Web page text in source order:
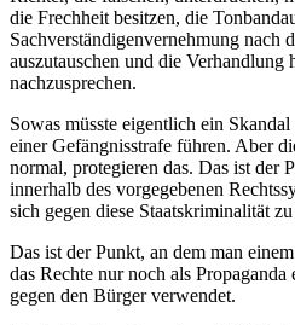
die Frechheit besitzen, die
Sachverständigenvernehmung nach
auszutauschen und die Verhandlung
nachzusprechen.
Sowas müsste eigentlich ein
einer Gefängnisstrafe führen. Aber
normal, protegieren das. Das ist der
innerhalb des vorgegebenen
sich gegen diese Staatskriminalität
Das ist der Punkt, an dem man
das Rechte nur noch als
gegen den Bürger verwendet.